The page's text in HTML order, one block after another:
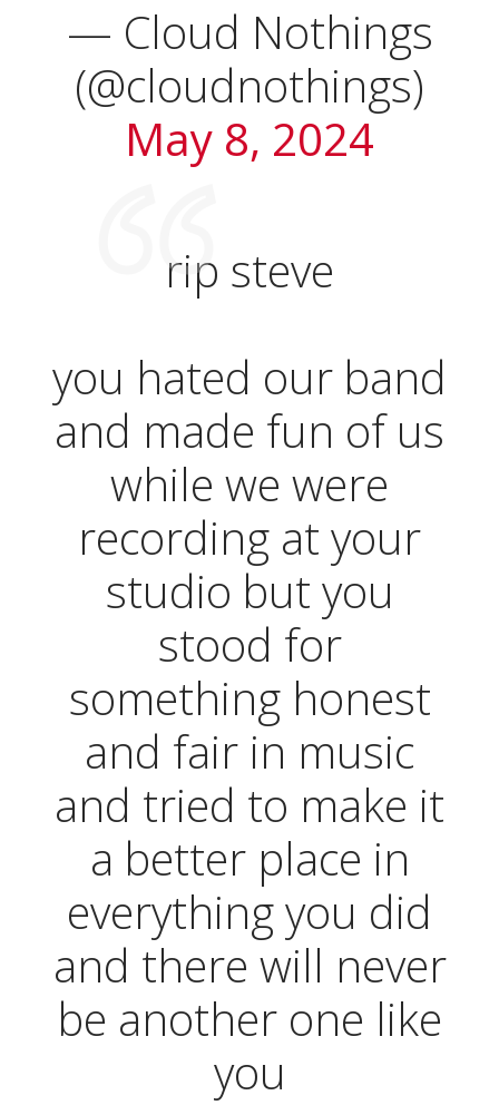
— Cloud Nothings
(@cloudnothings)
May 8, 2024
rip steve
you hated our band
and made fun of us
while we were
recording at your
studio but you
stood for
something honest
and fair in music
and tried to make it
a better place in
everything you did
and there will never
be another one like
you